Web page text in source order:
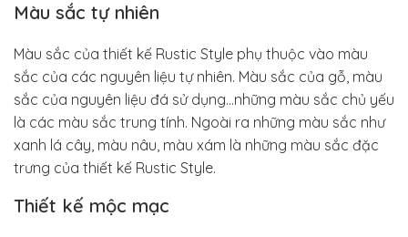
Màu sắc tự nhiên
Màu sắc của thiết kế Rustic Style phụ thuộc vào màu
sắc của các nguyên liệu tự nhiên. Màu sắc của gỗ, màu
sắc của nguyên liệu đá sử dụng…những màu sắc chủ yếu
là các màu sắc trung tính. Ngoài ra những màu sắc như
xanh lá cây, màu nâu, màu xám là những màu sắc đặc
trưng của thiết kế Rustic Style.
Thiết kế mộc mạc